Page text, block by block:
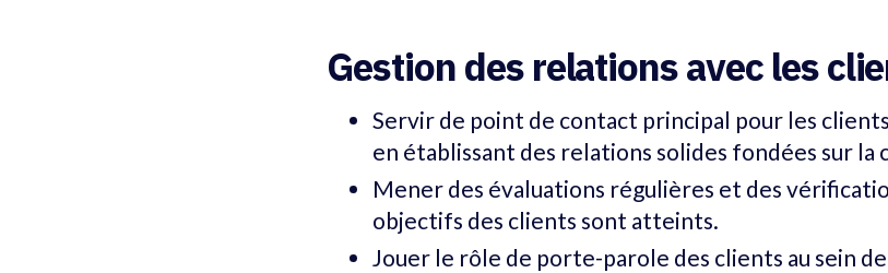
Gestion des relations avec les
Servir de point de contact principal pour les
en établissant des relations solides fondées sur la
Mener des évaluations régulières et des
objectifs des clients sont atteints.
Jouer le rôle de porte-parole des clients au sein